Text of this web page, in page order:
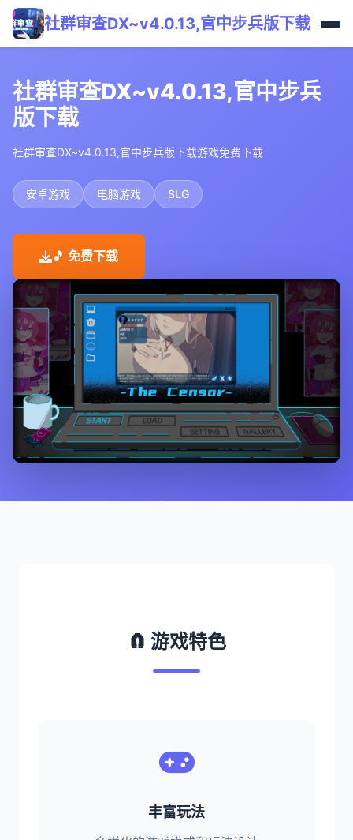
社群审查DX~v4.0.13,官中步兵版下载
社群审查DX~v4.0.13,官中步兵
版下载
社群审查DX~v4.0.13,官中步兵版下载游戏免费下载
安卓游戏 电脑游戏 SLG
🎵 免费下载
🧲 游戏特色
丰富玩法